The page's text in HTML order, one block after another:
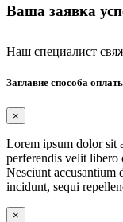
Ваша заявка
Наш специалист
Заглавие способа
×
Lorem ipsum dolor sit
perferendis velit libero
Nesciunt accusantium
incidunt, sequi
×